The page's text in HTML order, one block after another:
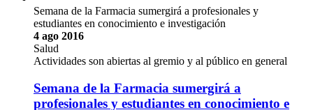
Semana de la Farmacia sumergirá a profesionales y
estudiantes en conocimiento e investigación
4 ago 2016
Salud
Actividades son abiertas al gremio y al público en general
Semana de la Farmacia sumergirá a
profesionales y estudiantes en conocimiento e